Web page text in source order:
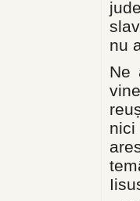
nu
Ne